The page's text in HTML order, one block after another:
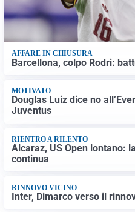
AFFARE IN CHIUSURA
Barcellona, colpo Rodri:
MOTIVATO
Douglas Luiz dice no
Juventus
RIENTRO A RILENTO
Alcaraz, US Open lontano:
continua
RINNOVO VICINO
Inter, Dimarco verso il